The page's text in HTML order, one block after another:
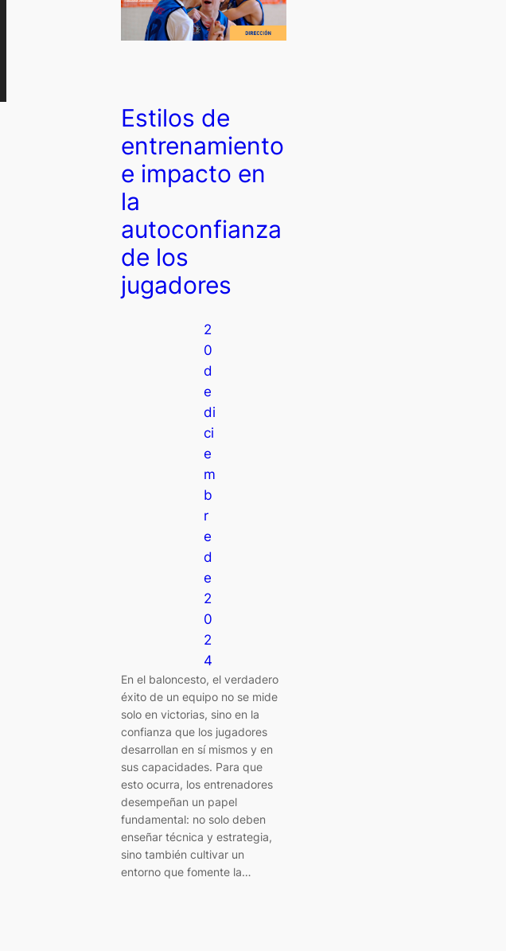
Estilos de
entrenamiento
e impacto en
la
autoconfianza
de los
jugadores
2
0
d
e
di
ci
e
m
b
r
e
d
e
2
0
2
4
En el baloncesto, el verdadero
éxito de un equipo no se mide
solo en victorias, sino en la
confianza que los jugadores
desarrollan en sí mismos y en
sus capacidades. Para que
esto ocurra, los entrenadores
desempeñan un papel
fundamental: no solo deben
enseñar técnica y estrategia,
sino también cultivar un
entorno que fomente la…